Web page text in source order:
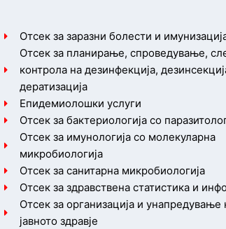
Отсек за заразни болести и
Отсек за планирање, спроведување,
контрола на дезинфекција,
дератизација
Епидемиолошки услуги
Отсек за бактериологија со
Отсек за имунологија со молекуларна
микробиологија
Отсек за санитарна микробиологија
Отсек за здравствена статистика и
Отсек за организација и унапредување
јавното здравје